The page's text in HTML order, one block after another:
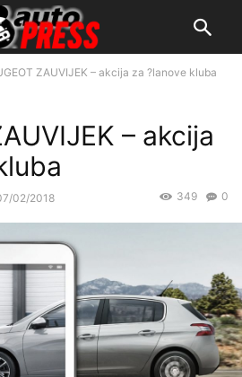
ZAUVIJEK – akcija za ?lanove kluba
– akcija
02/2018 0
349